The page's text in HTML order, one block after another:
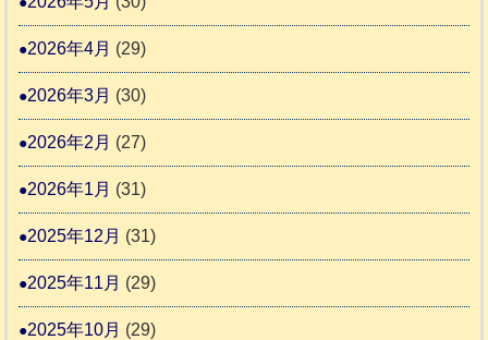
議
援
報
2026年4月 (29)
2026年3月 (30)
2026年2月 (27)
2026年1月 (31)
2025年12月 (31)
2025年11月 (29)
2025年10月 (29)